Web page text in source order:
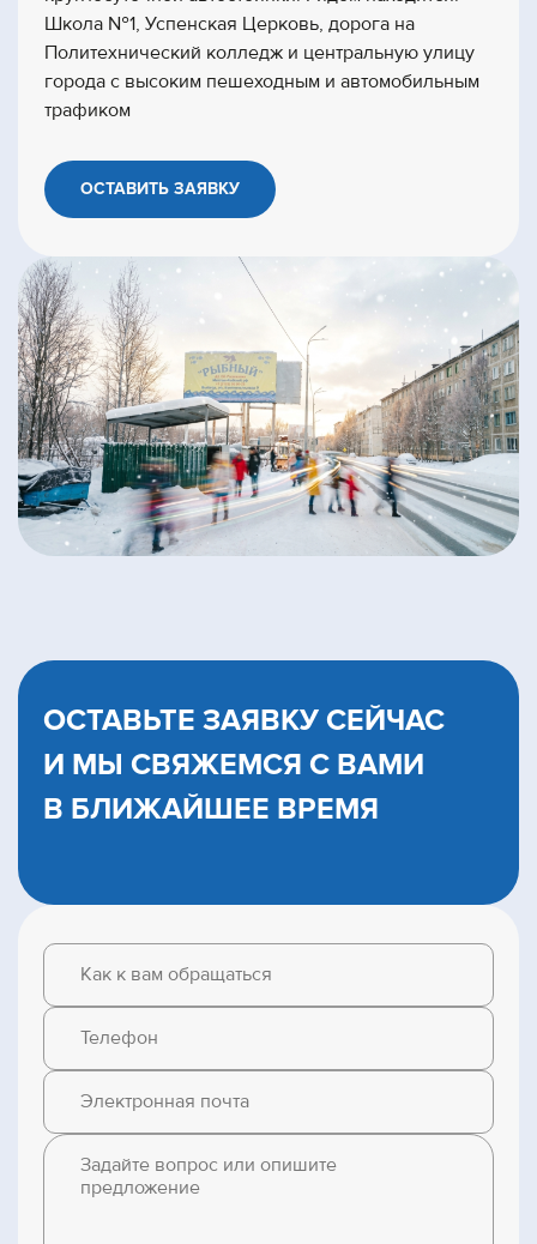
Школа №1, Успенская Церковь, дорога на
Политехнический колледж и центральную улицу
города с высоким пешеходным и автомобильным
трафиком
ОСТАВИТЬ ЗАЯВКУ
ОСТАВЬТЕ ЗАЯВКУ СЕЙЧАС
И МЫ CВЯЖЕМСЯ С ВАМИ
В БЛИЖАЙШЕЕ ВРЕМЯ